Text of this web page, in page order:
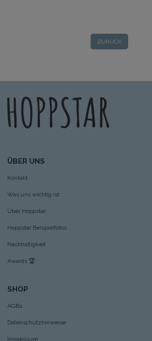
ZURÜCK
ÜBER UNS
Kontakt
Was uns wichtig ist
Über Hoppstar
Hoppstar Beispielfotos
Nachhaltigkeit
Awards 🏆
SHOP
AGBs
Datenschutzhinweise
Impressum